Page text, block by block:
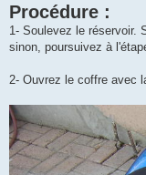
Procédure :
1- Soulevez le réservoir.
sinon, poursuivez à
2- Ouvrez le coffre avec